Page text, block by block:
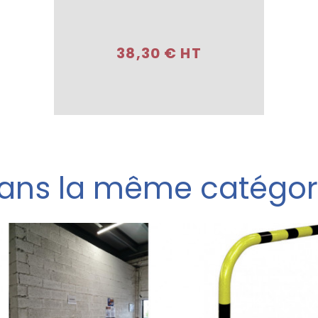
38,30 € HT
la même